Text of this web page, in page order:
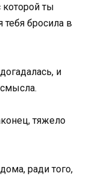
которой ты
тебя бросила в
и
тяжело
ради того,